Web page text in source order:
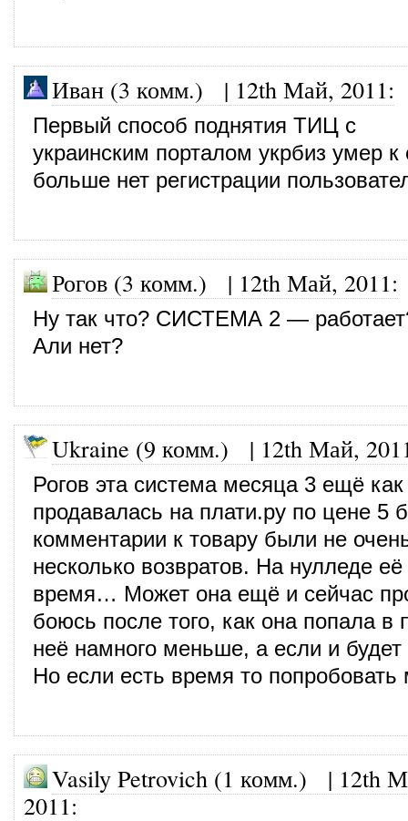
Иван (3 комм.) | 12th Май, 2011:
Первый способ поднятия ТИЦ с
украинским порталом укрбиз умер
больше нет регистрации
Рогов (3 комм.) | 12th Май, 2011:
Ну так что? СИСТЕМА 2 —
Али нет?
Ukraine (9 комм.) | 12th Май,
Рогов эта система месяца 3 ещё как
продавалась на плати.ру по цене 5
комментарии к товару были не
несколько возвратов. На нулледе
время… Может она ещё и сейчас
боюсь после того, как она попала в
неё намного меньше, а если и будет
Но если есть время то
Vasily Petrovich (1 комм.) | 12th
2011: